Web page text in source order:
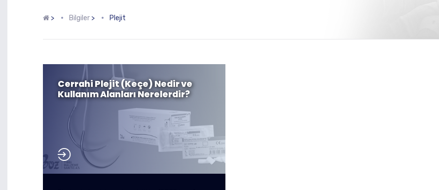
> Bilgiler > Plejit
Cerrahi Plejit (Keçe) Nedir ve
Kullanım Alanları Nerelerdir?